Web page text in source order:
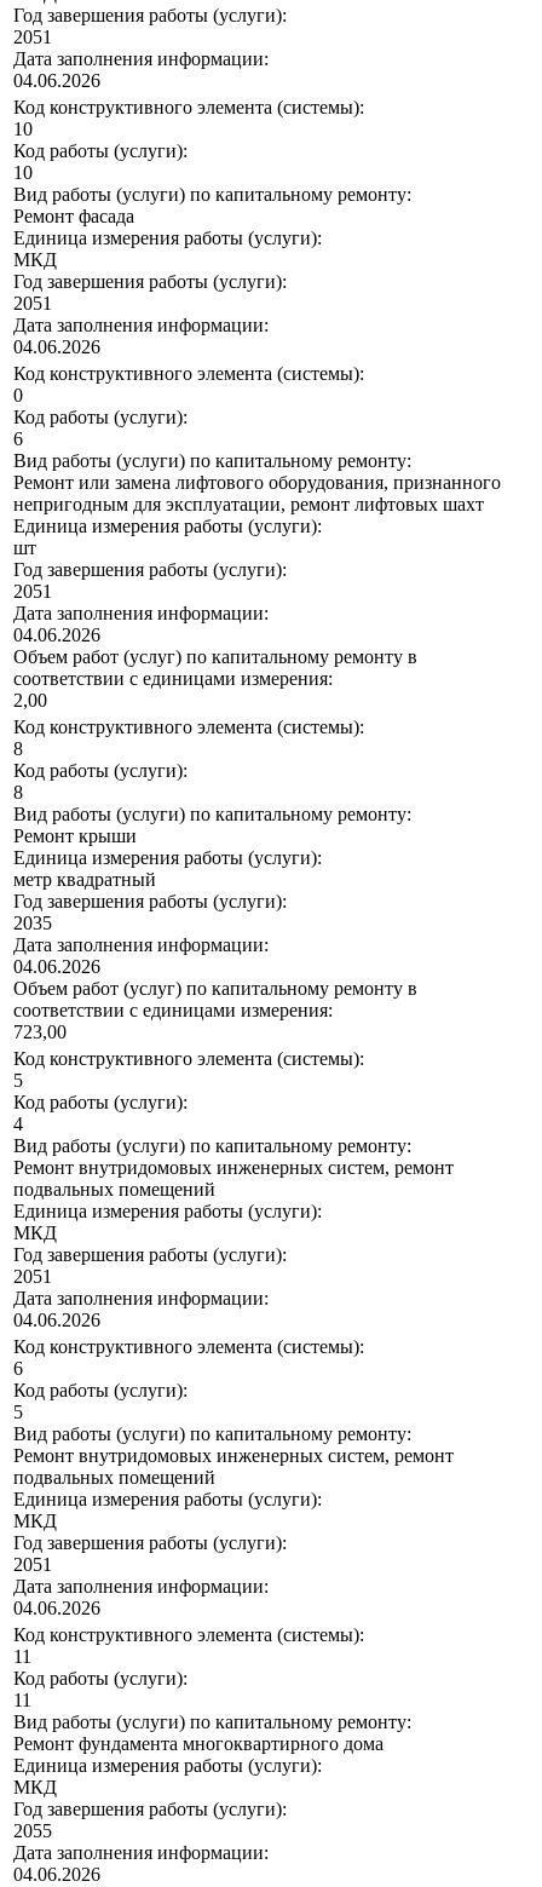
Год завершения работы (услуги):
2051
Дата заполнения информации:
04.06.2026
Код конструктивного элемента (системы):
10
Код работы (услуги):
10
Вид работы (услуги) по капитальному ремонту:
Ремонт фасада
Единица измерения работы (услуги):
МКД
Год завершения работы (услуги):
2051
Дата заполнения информации:
04.06.2026
Код конструктивного элемента (системы):
0
Код работы (услуги):
6
Вид работы (услуги) по капитальному ремонту:
Ремонт или замена лифтового оборудования, признанного
непригодным для эксплуатации, ремонт лифтовых шахт
Единица измерения работы (услуги):
шт
Год завершения работы (услуги):
2051
Дата заполнения информации:
04.06.2026
Объем работ (услуг) по капитальному ремонту в
соответствии с единицами измерения:
2,00
Код конструктивного элемента (системы):
8
Код работы (услуги):
8
Вид работы (услуги) по капитальному ремонту:
Ремонт крыши
Единица измерения работы (услуги):
метр квадратный
Год завершения работы (услуги):
2035
Дата заполнения информации:
04.06.2026
Объем работ (услуг) по капитальному ремонту в
соответствии с единицами измерения:
723,00
Код конструктивного элемента (системы):
5
Код работы (услуги):
4
Вид работы (услуги) по капитальному ремонту:
Ремонт внутридомовых инженерных систем, ремонт
подвальных помещений
Единица измерения работы (услуги):
МКД
Год завершения работы (услуги):
2051
Дата заполнения информации:
04.06.2026
Код конструктивного элемента (системы):
6
Код работы (услуги):
5
Вид работы (услуги) по капитальному ремонту:
Ремонт внутридомовых инженерных систем, ремонт
подвальных помещений
Единица измерения работы (услуги):
МКД
Год завершения работы (услуги):
2051
Дата заполнения информации:
04.06.2026
Код конструктивного элемента (системы):
11
Код работы (услуги):
11
Вид работы (услуги) по капитальному ремонту:
Ремонт фундамента многоквартирного дома
Единица измерения работы (услуги):
МКД
Год завершения работы (услуги):
2055
Дата заполнения информации:
04.06.2026